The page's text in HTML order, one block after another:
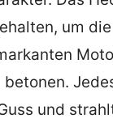
um
betonen.
und